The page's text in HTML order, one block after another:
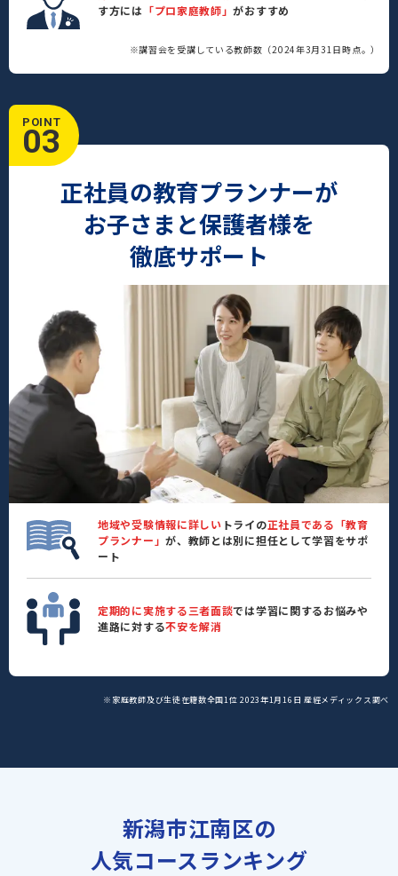
す方には 「プロ家庭教師」がおすすめ
※講習会を受講している教師数（2024年3月31日時点。）
POINT
03
正社員の教育プランナーが
お子さまと保護者様を
徹底サポート
地域や受験情報に詳しい トライの正社員である「教育
プランナー」が、教師とは別に担任として学習をサポ
ート
定期的に実施する三者面談では学習に関するお悩みや
進路に対する不安を解消
※家庭教師及び生徒在籍数全国1位 2023年1月16日 産經メディックス調べ
新潟市江南区の
人気コースランキング